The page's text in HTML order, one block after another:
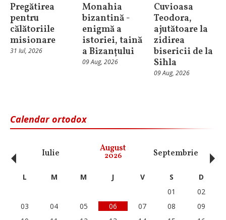
Pregătirea
pentru
călătoriile
misionare
31 Iul, 2026
Monahia
bizantină -
enigmă a
istoriei, taină
a Bizanțului
09 Aug, 2026
Cuvioasa
Teodora,
ajutătoare la
zidirea
bisericii de la
Sihla
09 Aug, 2026
Calendar ortodox
Iulie August
2026 Septembrie
‹ L M M J V S
D
01
02
03
04 05 06 07 08
09